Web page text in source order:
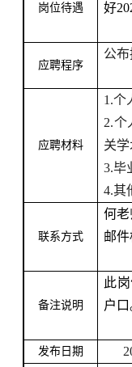
岗位待遇
好
应聘程序
公
应聘材料
1.个
2.个
关学
3.毕
4.其
联系方式
何
邮
备注说明
此
户口
发布日期